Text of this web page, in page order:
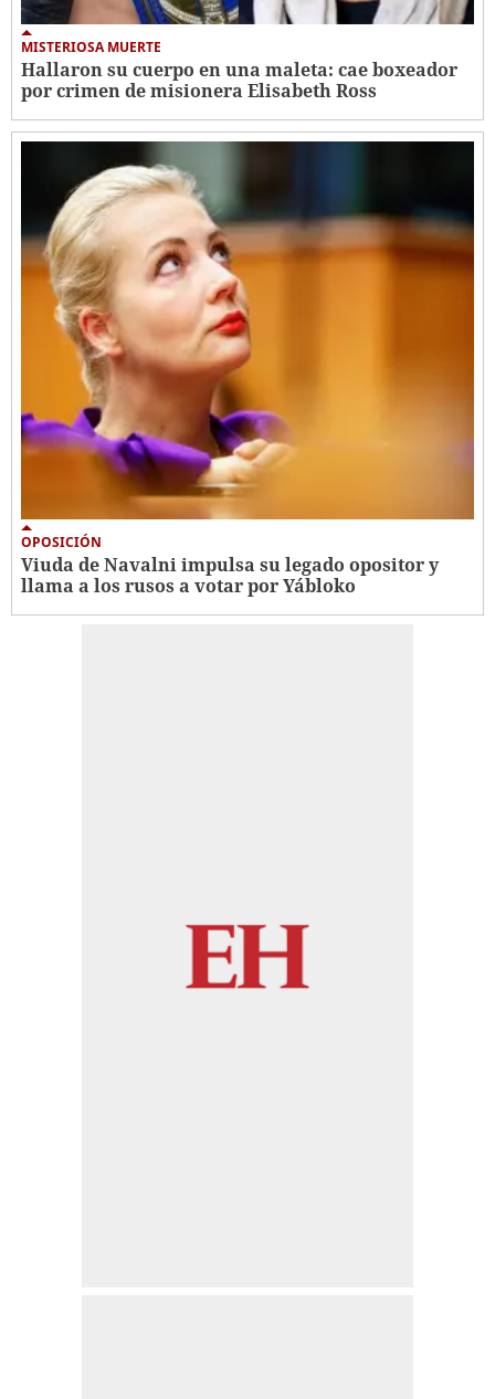
MISTERIOSA MUERTE
Hallaron su cuerpo en una maleta: cae boxeador
por crimen de misionera Elisabeth Ross
OPOSICIÓN
Viuda de Navalni impulsa su legado opositor y
llama a los rusos a votar por Yábloko